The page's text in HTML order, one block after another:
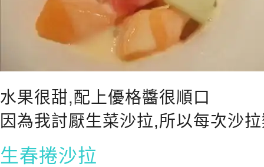
水果很甜,配上優格醬很順口
因為我討厭生菜沙拉,所以每次沙
生春捲沙拉